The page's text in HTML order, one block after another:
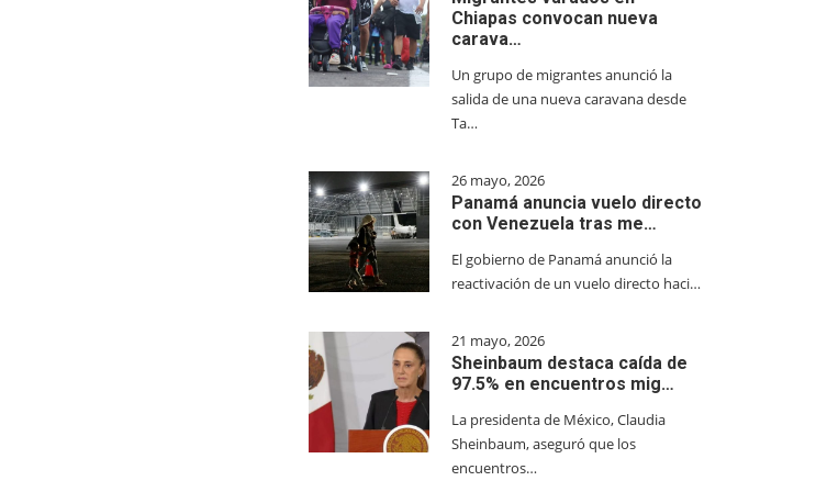
Chiapas convocan nueva
carava…
Un grupo de migrantes anunció la
salida de una nueva caravana desde
Ta…
26 mayo, 2026
Panamá anuncia vuelo directo
con Venezuela tras me…
El gobierno de Panamá anunció la
reactivación de un vuelo directo haci…
21 mayo, 2026
Sheinbaum destaca caída de
97.5% en encuentros mig…
La presidenta de México, Claudia
Sheinbaum, aseguró que los
encuentros…